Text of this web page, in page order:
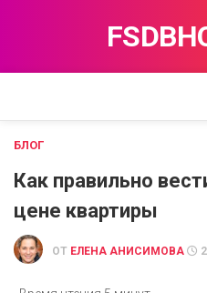
БЛОГ
Как правильно
цене квартиры
ОТ ЕЛЕНА АНИСИМОВА